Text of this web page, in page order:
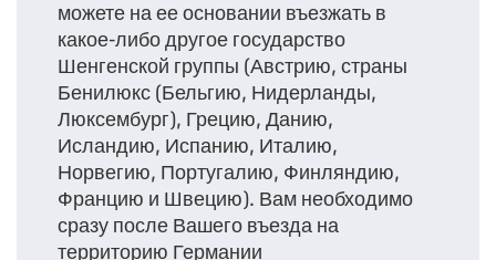
можете на ее основании въезжать в
какое-либо другое государство
Шенгенской группы (Австрию, страны
Бенилюкс (Бельгию, Нидерланды,
Люксембург), Грецию, Данию,
Исландию, Испанию, Италию,
Норвегию, Португалию, Финляндию,
Францию и Швецию). Вам необходимо
сразу после Вашего въезда на
территорию Германии